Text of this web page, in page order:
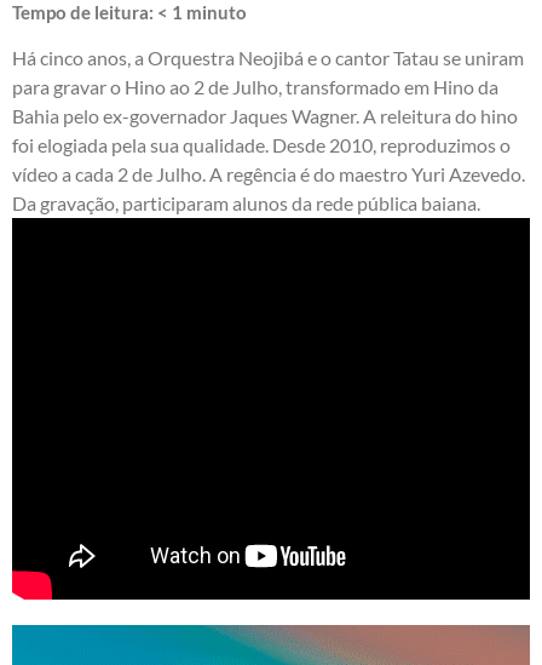
Tempo de leitura: < 1 minuto
Há cinco anos, a Orquestra Neojibá e o cantor Tatau se uniram
para gravar o Hino ao 2 de Julho, transformado em Hino da
Bahia pelo ex-governador Jaques Wagner. A releitura do hino
foi elogiada pela sua qualidade. Desde 2010, reproduzimos o
vídeo a cada 2 de Julho. A regência é do maestro Yuri Azevedo.
Da gravação, participaram alunos da rede pública baiana.